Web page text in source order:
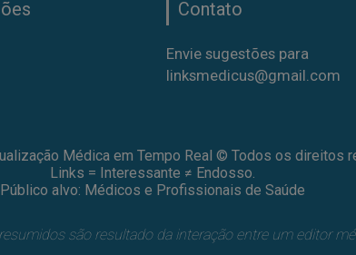
Contato
Envie sugestões para
linksmedicus@gmail.com
Médica em Tempo Real © Todos os direitos
Links = Interessante ≠ Endosso.
Público alvo: Médicos e Profissionais de Saúde
são resultado da interação entre um editor